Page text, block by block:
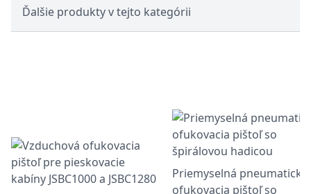
Ďalšie produkty v tejto kategórii
Priemyselná pneumatická
ofukovacia pištoľ so